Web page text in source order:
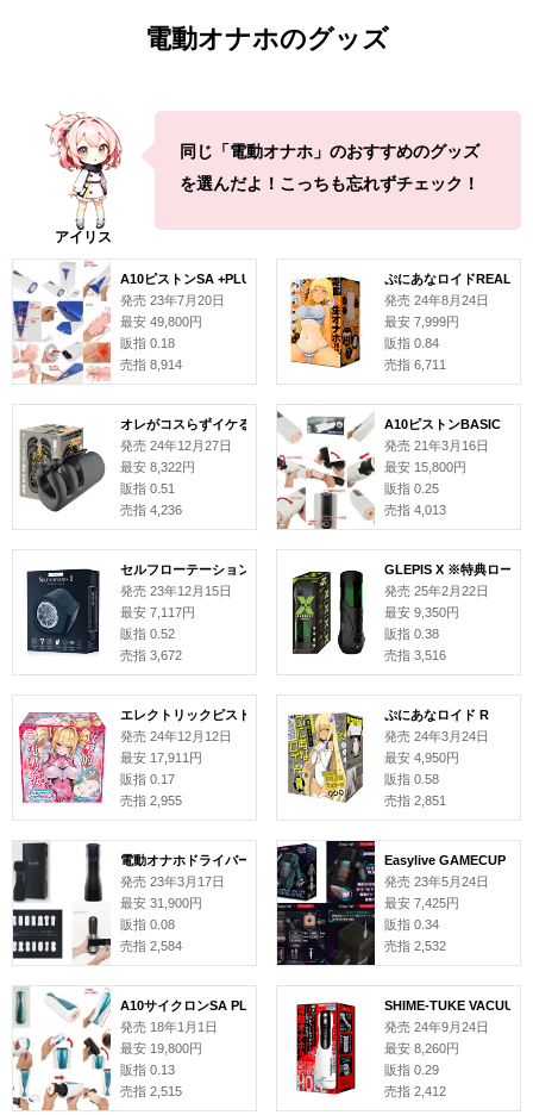
電動オナホのグッズ
同じ「電動オナホ」のおすすめのグッズ
を選んだよ！こっちも忘れずチェック！
A10ピストンSA +PLUS(プラス)
発売 23年7月20日
最安 49,800円
販指 0.18
売指 8,914
ぷにあなロイドREAL
発売 24年8月24日
最安 7,999円
販指 0.84
売指 6,711
オレがコスらずイケるはずがない!!!
発売 24年12月27日
最安 8,322円
販指 0.51
売指 4,236
A10ピストンBASIC
発売 21年3月16日
最安 15,800円
販指 0.25
売指 4,013
セルフローテーション II
発売 23年12月15日
最安 7,117円
販指 0.52
売指 3,672
GLEPIS X ※特典ローシ
発売 25年2月22日
最安 9,350円
販指 0.38
売指 3,516
エレクトリックピストンガール【攻撃的電動乙女 ナカが自動で動く電
発売 24年12月12日
最安 17,911円
販指 0.17
売指 2,955
ぷにあなロイド R
発売 24年3月24日
最安 4,950円
販指 0.58
売指 2,851
電動オナホドライバー【 loob 】
発売 23年3月17日
最安 31,900円
販指 0.08
売指 2,584
Easylive GAMECUP
発売 23年5月24日
最安 7,425円
販指 0.34
売指 2,532
A10サイクロンSA PLUS
発売 18年1月1日
最安 19,800円
販指 0.13
売指 2,515
SHIME-TUKE VACUUM
発売 24年9月24日
最安 8,260円
販指 0.29
売指 2,412